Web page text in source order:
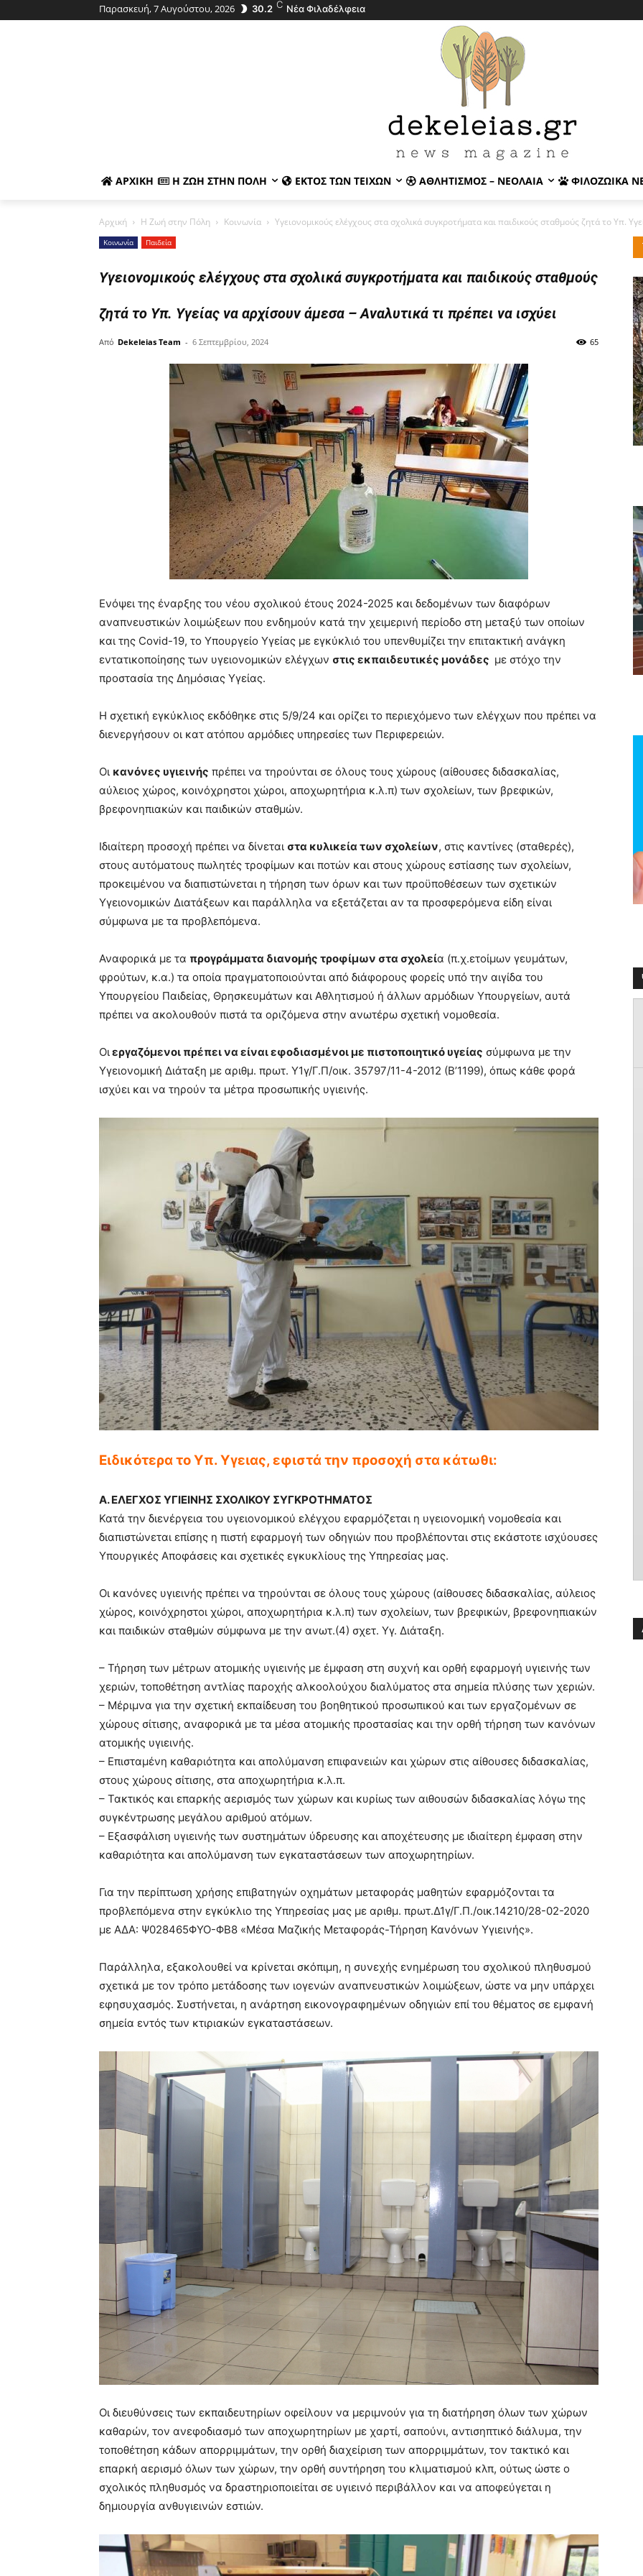
Παρασκευή, 7 Αυγούστου, 2026 30.2 C Νέα Φιλαδέλφεια
ΑΡΧΙΚΉ Η ΖΩΉ ΣΤΗΝ ΠΌΛΗ ΕΚΤΌΣ ΤΩΝ ΤΕΙΧΏΝ ΑΘΛΗΤΙΣΜΌΣ – ΝΕΟΛΑΊΑ ΦΙΛΟΖΩΙΚΆ
Αρχική Η Ζωή στην Πόλη Κοινωνία Υγειονομικούς ελέγχους στα σχολικά συγκροτήματα και παιδικούς σταθμούς ζητά το Υπ.
Κοινωνία Παιδεία
Υγειονομικούς ελέγχους στα σχολικά συγκροτήματα και παιδικούς σταθμούς
ζητά το Υπ. Υγείας να αρχίσουν άμεσα – Αναλυτικά τι πρέπει να ισχύει
Από Dekeleias Team - 6 Σεπτεμβρίου, 2024 65
Ενόψει της έναρξης του νέου σχολικού έτους 2024-2025 και δεδομένων των διαφόρων
αναπνευστικών λοιμώξεων που ενδημούν κατά την χειμερινή περίοδο στη μεταξύ των οποίων
και της Covid-19, το Υπουργείο Υγείας με εγκύκλιό του υπενθυμίζει την επιτακτική ανάγκη
εντατικοποίησης των υγειονομικών ελέγχων στις εκπαιδευτικές μονάδες με στόχο την
προστασία της Δημόσιας Υγείας.
Η σχετική εγκύκλιος εκδόθηκε στις 5/9/24 και ορίζει το περιεχόμενο των ελέγχων που πρέπει να
διενεργήσουν οι κατ ατόπου αρμόδιες υπηρεσίες των Περιφερειών.
Οι κανόνες υγιεινής πρέπει να τηρούνται σε όλους τους χώρους (αίθουσες διδασκαλίας,
αύλειος χώρος, κοινόχρηστοι χώροι, αποχωρητήρια κ.λ.π) των σχολείων, των βρεφικών,
βρεφονηπιακών και παιδικών σταθμών.
Ιδιαίτερη προσοχή πρέπει να δίνεται στα κυλικεία των σχολείων, στις καντίνες (σταθερές),
στους αυτόματους πωλητές τροφίμων και ποτών και στους χώρους εστίασης των σχολείων,
προκειμένου να διαπιστώνεται η τήρηση των όρων και των προϋποθέσεων των σχετικών
Υγειονομικών Διατάξεων και παράλληλα να εξετάζεται αν τα προσφερόμενα είδη είναι
σύμφωνα με τα προβλεπόμενα.
Αναφορικά με τα προγράμματα διανομής τροφίμων στα σχολεία (π.χ.ετοίμων γευμάτων,
φρούτων, κ.α.) τα οποία πραγματοποιούνται από διάφορους φορείς υπό την αιγίδα του
Υπουργείου Παιδείας, Θρησκευμάτων και Αθλητισμού ή άλλων αρμόδιων Υπουργείων, αυτά
πρέπει να ακολουθούν πιστά τα οριζόμενα στην ανωτέρω σχετική νομοθεσία.
Οιεργαζόμενοι πρέπει να είναι εφοδιασμένοι με πιστοποιητικό υγείας σύμφωνα με την
Υγειονομική Διάταξη με αριθμ. πρωτ. Υ1γ/Γ.Π/οικ. 35797/11-4-2012 (Β’1199), όπως κάθε φορά
ισχύει και να τηρούν τα μέτρα προσωπικής υγιεινής.
Ειδικότερα το Υπ. Υγειας, εφιστά την προσοχή στα κάτωθι:
Α. ΕΛΕΓΧΟΣ ΥΓΙΕΙΝΗΣ ΣΧΟΛΙΚΟΥ ΣΥΓΚΡΟΤΗΜΑΤΟΣ
Κατά την διενέργεια του υγειονομικού ελέγχου εφαρμόζεται η υγειονομική νομοθεσία και
διαπιστώνεται επίσης η πιστή εφαρμογή των οδηγιών που προβλέπονται στις εκάστοτε ισχύουσες
Υπουργικές Αποφάσεις και σχετικές εγκυκλίους της Υπηρεσίας μας.
Οι κανόνες υγιεινής πρέπει να τηρούνται σε όλους τους χώρους (αίθουσες διδασκαλίας, αύλειος
χώρος, κοινόχρηστοι χώροι, αποχωρητήρια κ.λ.π) των σχολείων, των βρεφικών, βρεφονηπιακών
και παιδικών σταθμών σύμφωνα με την ανωτ.(4) σχετ. Υγ. Διάταξη.
– Τήρηση των μέτρων ατομικής υγιεινής με έμφαση στη συχνή και ορθή εφαρμογή υγιεινής των
χεριών, τοποθέτηση αντλίας παροχής αλκοολούχου διαλύματος στα σημεία πλύσης των χεριών.
– Μέριμνα για την σχετική εκπαίδευση του βοηθητικού προσωπικού και των εργαζομένων σε
χώρους σίτισης, αναφορικά με τα μέσα ατομικής προστασίας και την ορθή τήρηση των κανόνων
ατομικής υγιεινής.
– Επισταμένη καθαριότητα και απολύμανση επιφανειών και χώρων στις αίθουσες διδασκαλίας,
στους χώρους σίτισης, στα αποχωρητήρια κ.λ.π.
– Τακτικός και επαρκής αερισμός των χώρων και κυρίως των αιθουσών διδασκαλίας λόγω της
συγκέντρωσης μεγάλου αριθμού ατόμων.
– Εξασφάλιση υγιεινής των συστημάτων ύδρευσης και αποχέτευσης με ιδιαίτερη έμφαση στην
καθαριότητα και απολύμανση των εγκαταστάσεων των αποχωρητηρίων.
Για την περίπτωση χρήσης επιβατηγών οχημάτων μεταφοράς μαθητών εφαρμόζονται τα
προβλεπόμενα στην εγκύκλιο της Υπηρεσίας μας με αριθμ. πρωτ.Δ1γ/Γ.Π./οικ.14210/28-02-2020
με ΑΔΑ: Ψ028465ΦΥΟ-ΦΒ8 «Μέσα Μαζικής Μεταφοράς-Τήρηση Κανόνων Υγιεινής».
Παράλληλα, εξακολουθεί να κρίνεται σκόπιμη, η συνεχής ενημέρωση του σχολικού πληθυσμού
σχετικά με τον τρόπο μετάδοσης των ιογενών αναπνευστικών λοιμώξεων, ώστε να μην υπάρχει
εφησυχασμός. Συστήνεται, η ανάρτηση εικονογραφημένων οδηγιών επί του θέματος σε εμφανή
σημεία εντός των κτιριακών εγκαταστάσεων.
Οι διευθύνσεις των εκπαιδευτηρίων οφείλουν να μεριμνούν για τη διατήρηση όλων των χώρων
καθαρών, τον ανεφοδιασμό των αποχωρητηρίων με χαρτί, σαπούνι, αντισηπτικό διάλυμα, την
τοποθέτηση κάδων απορριμμάτων, την ορθή διαχείριση των απορριμμάτων, τον τακτικό και
επαρκή αερισμό όλων των χώρων, την ορθή συντήρηση του κλιματισμού κλπ, ούτως ώστε ο
σχολικός πληθυσμός να δραστηριοποιείται σε υγιεινό περιβάλλον και να αποφεύγεται η
δημιουργία ανθυγιεινών εστιών.